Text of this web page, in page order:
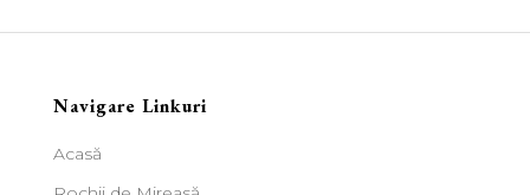
Navigare Linkuri
Acasă